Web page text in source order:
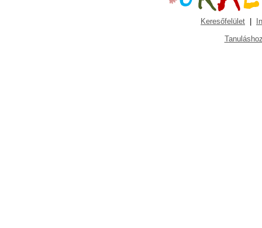
Keresőfelület